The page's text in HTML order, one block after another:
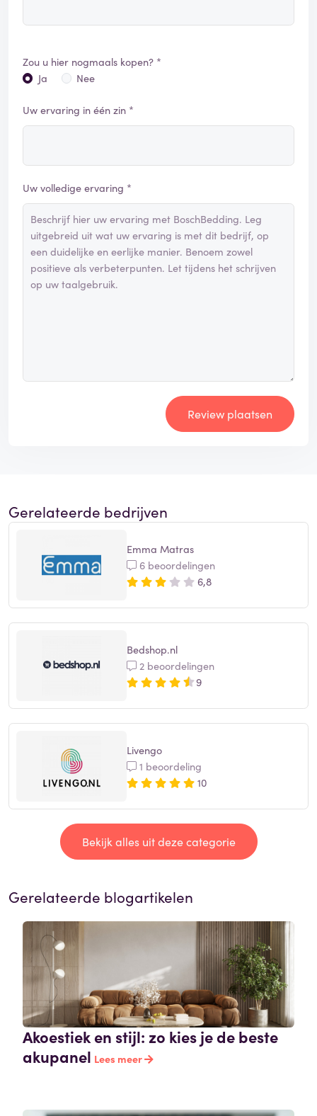
Zou u hier nogmaals kopen? *
Ja
Nee
Uw ervaring in één zin *
Uw volledige ervaring *
Review plaatsen
Gerelateerde bedrijven
Emma Matras
6 beoordelingen
6,8
Bedshop.nl
2 beoordelingen
9
Livengo
1 beoordeling
10
Bekijk alles uit deze categorie
Gerelateerde blogartikelen
Akoestiek en stijl: zo kies je de beste
akupanel Lees meer